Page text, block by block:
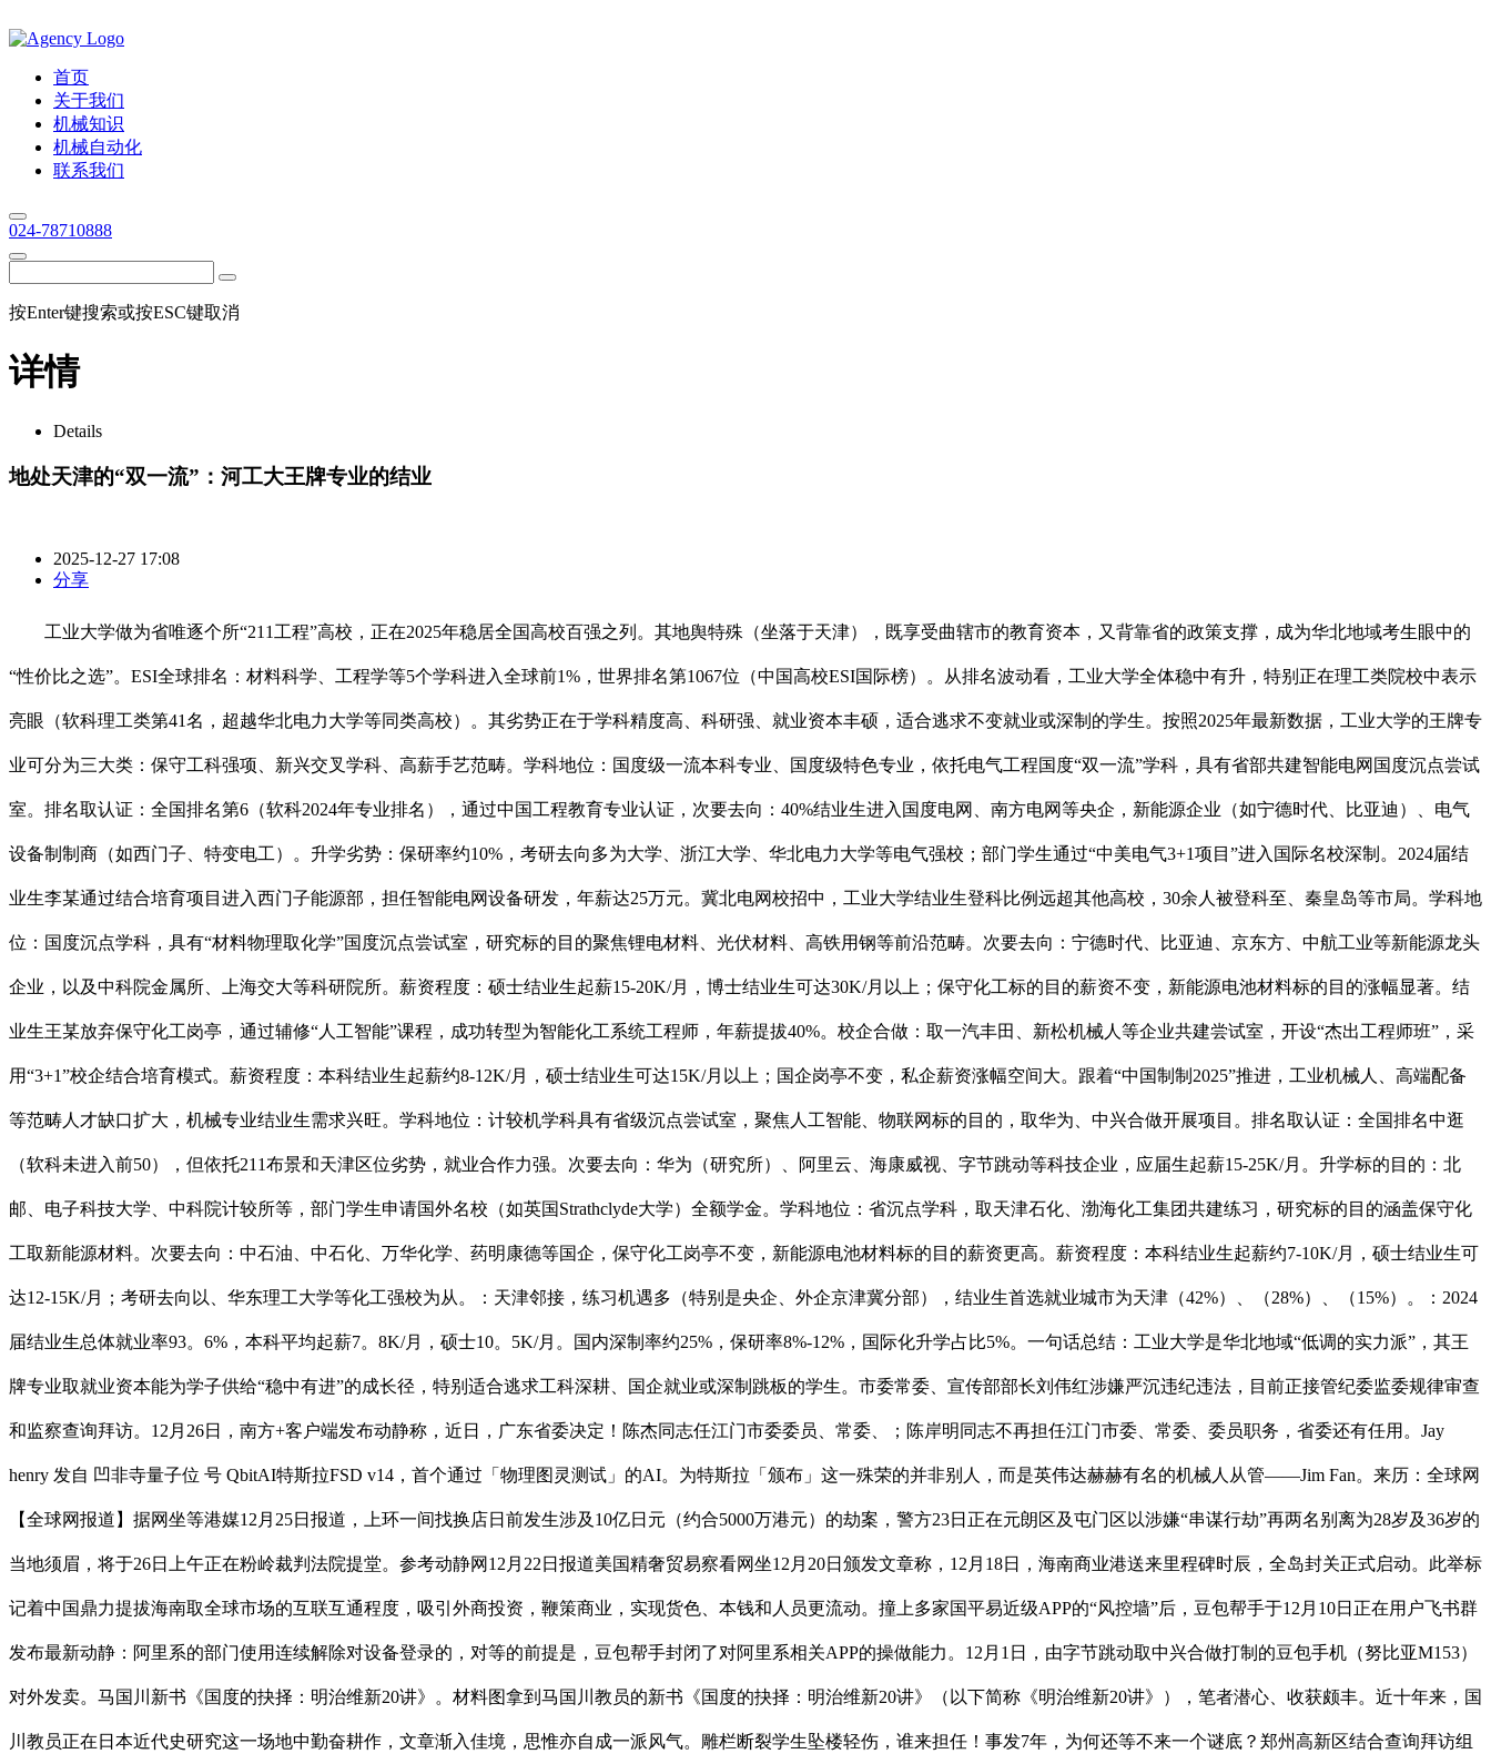
首页
关于我们
机械知识
机械自动化
联系我们
024-78710888
按Enter键搜索或按ESC键取消
详情
Details
地处天津的“双一流”：河工大王牌专业的结业
2025-12-27 17:08
分享
工业大学做为省唯逐个所“211工程”高校，正在2025年稳居全国高校百强之列。其地舆特殊（坐落于天津），既享受曲辖市的教育资本，又背靠省的政策支撑，成为华北地域考生眼中的
“性价比之选”。ESI全球排名：材料科学、工程学等5个学科进入全球前1%，世界排名第1067位（中国高校ESI国际榜）。从排名波动看，工业大学全体稳中有升，特别正在理工类院校中表示
亮眼（软科理工类第41名，超越华北电力大学等同类高校）。其劣势正在于学科精度高、科研强、就业资本丰硕，适合逃求不变就业或深制的学生。按照2025年最新数据，工业大学的王牌专
业可分为三大类：保守工科强项、新兴交叉学科、高薪手艺范畴。学科地位：国度级一流本科专业、国度级特色专业，依托电气工程国度“双一流”学科，具有省部共建智能电网国度沉点尝试
室。排名取认证：全国排名第6（软科2024年专业排名），通过中国工程教育专业认证，次要去向：40%结业生进入国度电网、南方电网等央企，新能源企业（如宁德时代、比亚迪）、电气
设备制制商（如西门子、特变电工）。升学劣势：保研率约10%，考研去向多为大学、浙江大学、华北电力大学等电气强校；部门学生通过“中美电气3+1项目”进入国际名校深制。2024届结
业生李某通过结合培育项目进入西门子能源部，担任智能电网设备研发，年薪达25万元。冀北电网校招中，工业大学结业生登科比例远超其他高校，30余人被登科至、秦皇岛等市局。学科地
位：国度沉点学科，具有“材料物理取化学”国度沉点尝试室，研究标的目的聚焦锂电材料、光伏材料、高铁用钢等前沿范畴。次要去向：宁德时代、比亚迪、京东方、中航工业等新能源龙头
企业，以及中科院金属所、上海交大等科研院所。薪资程度：硕士结业生起薪15-20K/月，博士结业生可达30K/月以上；保守化工标的目的薪资不变，新能源电池材料标的目的涨幅显著。结
业生王某放弃保守化工岗亭，通过辅修“人工智能”课程，成功转型为智能化工系统工程师，年薪提拔40%。校企合做：取一汽丰田、新松机械人等企业共建尝试室，开设“杰出工程师班”，采
用“3+1”校企结合培育模式。薪资程度：本科结业生起薪约8-12K/月，硕士结业生可达15K/月以上；国企岗亭不变，私企薪资涨幅空间大。跟着“中国制制2025”推进，工业机械人、高端配备
等范畴人才缺口扩大，机械专业结业生需求兴旺。学科地位：计较机学科具有省级沉点尝试室，聚焦人工智能、物联网标的目的，取华为、中兴合做开展项目。排名取认证：全国排名中逛
（软科未进入前50），但依托211布景和天津区位劣势，就业合作力强。次要去向：华为（研究所）、阿里云、海康威视、字节跳动等科技企业，应届生起薪15-25K/月。升学标的目的：北
邮、电子科技大学、中科院计较所等，部门学生申请国外名校（如英国Strathclyde大学）全额学金。学科地位：省沉点学科，取天津石化、渤海化工集团共建练习，研究标的目的涵盖保守化
工取新能源材料。次要去向：中石油、中石化、万华化学、药明康德等国企，保守化工岗亭不变，新能源电池材料标的目的薪资更高。薪资程度：本科结业生起薪约7-10K/月，硕士结业生可
达12-15K/月；考研去向以、华东理工大学等化工强校为从。：天津邻接，练习机遇多（特别是央企、外企京津冀分部），结业生首选就业城市为天津（42%）、（28%）、（15%）。：2024
届结业生总体就业率93。6%，本科平均起薪7。8K/月，硕士10。5K/月。国内深制率约25%，保研率8%-12%，国际化升学占比5%。一句话总结：工业大学是华北地域“低调的实力派”，其王
牌专业取就业资本能为学子供给“稳中有进”的成长径，特别适合逃求工科深耕、国企就业或深制跳板的学生。市委常委、宣传部部长刘伟红涉嫌严沉违纪违法，目前正接管纪委监委规律审查
和监察查询拜访。12月26日，南方+客户端发布动静称，近日，广东省委决定！陈杰同志任江门市委委员、常委、；陈岸明同志不再担任江门市委、常委、委员职务，省委还有任用。Jay
henry 发自 凹非寺量子位 号 QbitAI特斯拉FSD v14，首个通过「物理图灵测试」的AI。为特斯拉「颁布」这一殊荣的并非别人，而是英伟达赫赫有名的机械人从管——Jim Fan。来历：全球网
【全球网报道】据网坐等港媒12月25日报道，上环一间找换店日前发生涉及10亿日元（约合5000万港元）的劫案，警方23日正在元朗区及屯门区以涉嫌“串谋行劫”再两名别离为28岁及36岁的
当地须眉，将于26日上午正在粉岭裁判法院提堂。参考动静网12月22日报道美国精奢贸易察看网坐12月20日颁发文章称，12月18日，海南商业港送来里程碑时辰，全岛封关正式启动。此举标
记着中国鼎力提拔海南取全球市场的互联互通程度，吸引外商投资，鞭策商业，实现货色、本钱和人员更流动。撞上多家国平易近级APP的“风控墙”后，豆包帮手于12月10日正在用户飞书群
发布最新动静：阿里系的部门使用连续解除对设备登录的，对等的前提是，豆包帮手封闭了对阿里系相关APP的操做能力。12月1日，由字节跳动取中兴合做打制的豆包手机（努比亚M153）
对外发卖。马国川新书《国度的抉择：明治维新20讲》。材料图拿到马国川教员的新书《国度的抉择：明治维新20讲》（以下简称《明治维新20讲》），笔者潜心、收获颇丰。近十年来，国
川教员正在日本近代史研究这一场地中勤奋耕作，文章渐入佳境，思惟亦自成一派风气。雕栏断裂学生坠楼轻伤，谁来担任！事发7年，为何还等不来一个谜底？郑州高新区结合查询拜访组